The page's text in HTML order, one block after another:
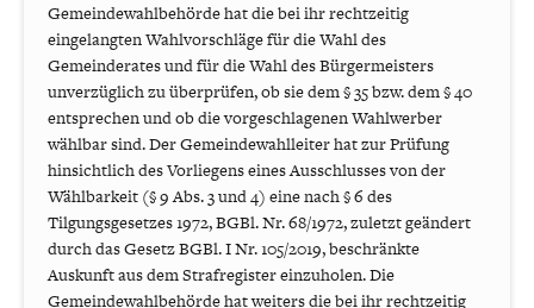
Gemeindewahlbehörde hat die bei ihr rechtzeitig
eingelangten Wahlvorschläge für die Wahl des
Gemeinderates und für die Wahl des Bürgermeisters
unverzüglich zu überprüfen, ob sie dem § 35 bzw. dem § 40
entsprechen und ob die vorgeschlagenen Wahlwerber
wählbar sind. Der Gemeindewahlleiter hat zur Prüfung
hinsichtlich des Vorliegens eines Ausschlusses von der
Wählbarkeit (§ 9 Abs. 3 und 4) eine nach § 6 des
Tilgungsgesetzes 1972, BGBl. Nr. 68/1972, zuletzt geändert
durch das Gesetz BGBl. I Nr. 105/2019, beschränkte
Auskunft aus dem Strafregister einzuholen. Die
Gemeindewahlbehörde hat weiters die bei ihr rechtzeitig